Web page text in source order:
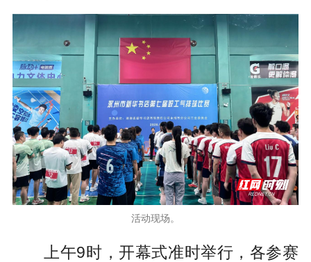
活动现场。
上午9时，开幕式准时举行，各参赛